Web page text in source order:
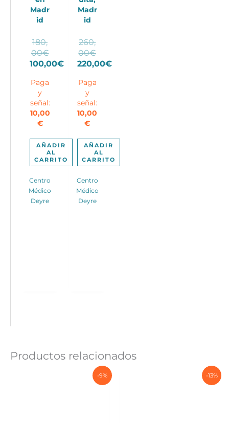
Madr
id
180,
00€El
precio
era:
100,00€
precio
actual
es:
100,00€.
Paga
y
señal:
10,00
€
AÑADIR
AL
CARRITO
Centro
Médico
Deyre
Madr
id
260,
00€El
precio
era:
220,00€
precio
actual
es:
220,00€.
Paga
y
señal:
10,00
€
AÑADIR
AL
CARRITO
Centro
Médico
Deyre
Productos relacionados
-9% -13%